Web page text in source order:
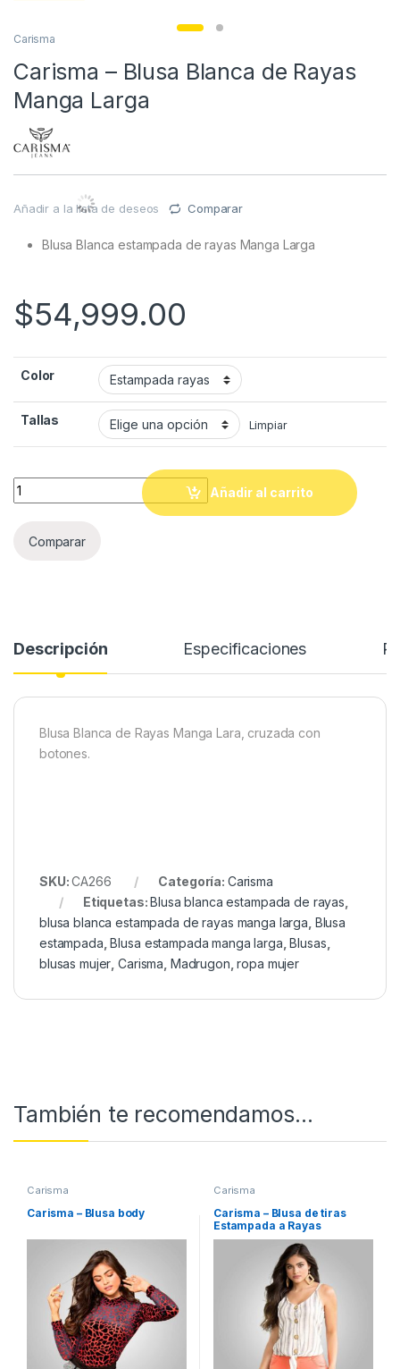
Carisma
Carisma – Blusa Blanca de Rayas
Manga Larga
Añadir a la lista de deseos Comparar
Blusa Blanca estampada de rayas Manga Larga
$54,999.00
Color
Tallas Limpiar
Quantity
Añadir al carrito
Comparar
Descripción Especificaciones
Blusa Blanca de Rayas Manga Lara, cruzada con
botones.
SKU:CA266 Categoría: Carisma
Etiquetas:Blusa blanca estampada de rayas,
blusa blanca estampada de rayas manga larga, Blusa
estampada,Blusa estampada manga larga,Blusas,
blusas mujer,Carisma, Madrugon,ropa mujer
También te recomendamos…
Carisma
Carisma – Blusa body
Carisma
Carisma – Blusa de tiras
Estampada a Rayas